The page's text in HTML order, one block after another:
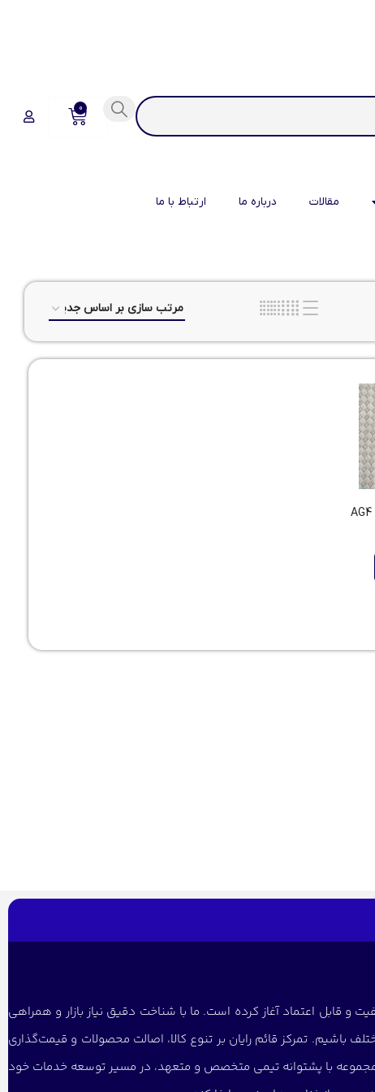
0
مقالات درباره ما ارتباط با ما
و قابل اعتماد آغاز کرده است. ما با شناخت دقیق نیاز بازار و همراهی
باشیم. تمرکز قائم رایان بر تنوع کالا، اصالت محصولات و قیمت‌گذاری
مجموعه با پشتوانه تیمی متخصص و متعهد، در مسیر توسعه خدمات خود